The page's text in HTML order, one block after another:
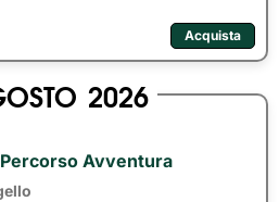
Acquista
2026
Avventura